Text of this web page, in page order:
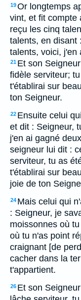
19Or longtemps
vint, et fit compte
reçu les cinq
talents, en disant
talents, voici, j'en
21 Et son
fidèle serviteur;
t'établirai sur
ton Seigneur.
22 Ensuite celui
et dit : Seigneur,
j'en ai gagné
seigneur lui dit :
serviteur, tu as
t'établirai sur
joie de ton
24 Mais celui qui
: Seigneur, je
moissonnes où
où tu n'as point
craignant [de
cacher dans la
t'appartient.
26 Et son